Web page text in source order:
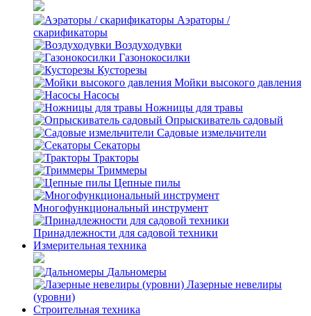
Аэраторы /
скарификаторы
Воздуходувки
Газонокосилки
Кусторезы
Мойки высокого давления
Насосы
Ножницы для травы
Опрыскиватель садовый
Садовые измельчители
Секаторы
Тракторы
Триммеры
Цепные пилы
Многофункциональный инструмент
Принадлежности для садовой техники
Измерительная техника
Дальномеры
Лазерные невелиры
(уровни)
Строительная техника